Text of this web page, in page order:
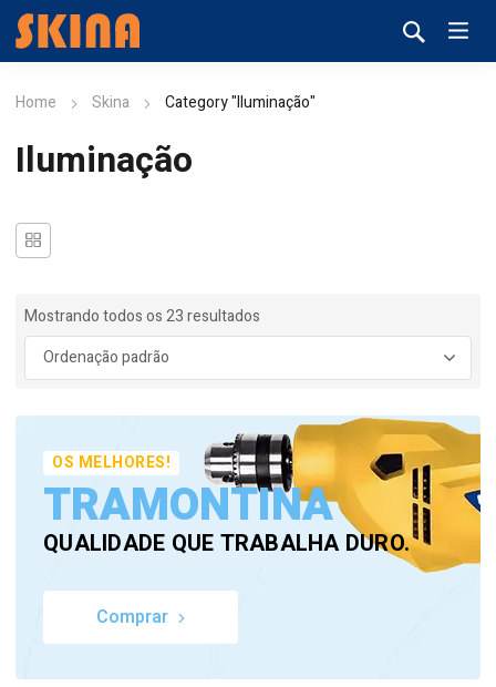
Home Skina Category "Iluminação"
Iluminação
Mostrando todos os 23 resultados
OS MELHORES!
TRAMONTINA
QUALIDADE QUE TRABALHA DURO.
Comprar